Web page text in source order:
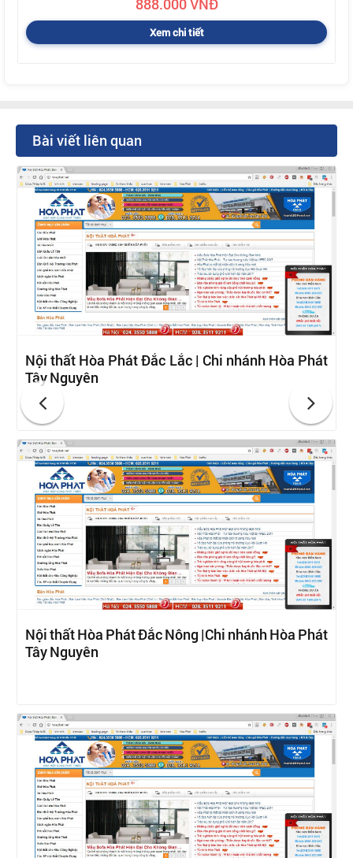
888.000 VNĐ
Xem chi tiết
Bài viết liên quan
Nội thất Hòa Phát Đắc Lắc | Chi nhánh Hòa Phát
Tây Nguyên
Nội thất Hòa Phát Đắc Nông |Chi nhánh Hòa Phát
Tây Nguyên